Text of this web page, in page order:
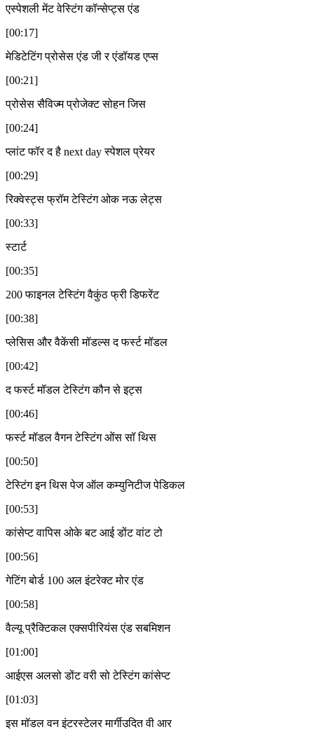
एस्पेशली मेंट वेस्टिंग कॉन्सेप्ट्स एंड
[00:17]
मेडिटेटिंग प्रोसेस एंड जी र एंडॉयड एप्स
[00:21]
प्रोसेस सैविज्म प्रोजेक्ट सोहन जिस
[00:24]
प्लांट फॉर द है next day स्पेशल प्रेयर
[00:29]
रिक्वेस्ट्स फ्रॉम टेस्टिंग ओक नऊ लेट्स
[00:33]
स्टार्ट
[00:35]
200 फाइनल टेस्टिंग वैकुंठ फ्री डिफरेंट
[00:38]
प्लेसिस और वैकेंसी मॉडल्स द फर्स्ट मॉडल
[00:42]
द फर्स्ट मॉडल टेस्टिंग कौन से इट्स
[00:46]
फर्स्ट मॉडल वैगन टेस्टिंग ओंस सॉ थिस
[00:50]
टेस्टिंग इन थिस पेज ऑल कम्युनिटीज पेडिकल
[00:53]
कांसेप्ट वापिस ओके बट आई डोंट वांट टो
[00:56]
गेटिंग बोर्ड 100 अल इंटरेक्ट मोर एंड
[00:58]
वैल्यू प्रैक्टिकल एक्सपीरियंस एंड सबमिशन
[01:00]
आईएस अलसो डोंट वरी सो टेस्टिंग कांसेप्ट
[01:03]
इस मॉडल वन इंटरस्टेलर मार्गीउदित वी आर